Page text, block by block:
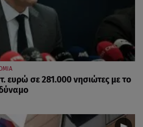
ευρώ σε 281.000 νησιώτες με το